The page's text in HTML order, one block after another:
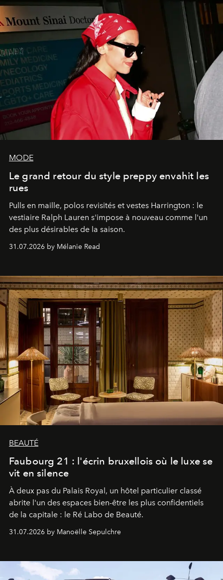
MODE
Le grand retour du style preppy envahit les
rues
Pulls en maille, polos revisités et vestes Harrington : le
vestiaire Ralph Lauren s'impose à nouveau comme l'un
des plus désirables de la saison.
31.07.2026 by Mélanie Read
BEAUTÉ
Faubourg 21 : l'écrin bruxellois où le luxe se
vit en silence
À deux pas du Palais Royal, un hôtel particulier classé
abrite l'un des espaces bien-être les plus confidentiels
de la capitale : le Ré Labo de Beauté.
31.07.2026 by Manoëlle Sepulchre